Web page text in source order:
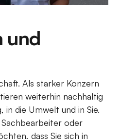
und
Als starker Konzern
weiterhin nachhaltig
in die Umwelt und in Sie.
oder
dass Sie sich in